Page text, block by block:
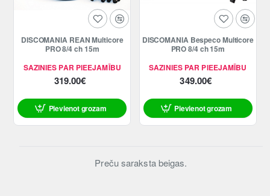
SAZINIES PAR PIEEJAMĪBU
DISCOMANIA REAN Multicore
PRO 8/4 ch 15m
319.00€
Pievienot grozam
SAZINIES PAR PIEEJAMĪBU
DISCOMANIA Bespeco Multicore
PRO 8/4 ch 15m
349.00€
Pievienot grozam
Preču saraksta beigas.